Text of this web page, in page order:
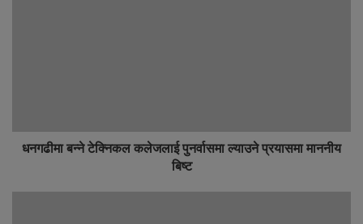
धनगढीमा बन्ने टेक्निकल कलेजलाई पुनर्वासमा ल्याउने प्रयासमा माननीय
बिष्ट